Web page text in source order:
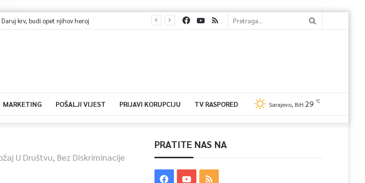
krv, budi opet njihov heroj
MARKETING POŠALJI VIJEST PRIJAVI KORUPCIJU TV RASPORED Sarajevo, BiH 29 ℃
U Društvu, Bez Diskriminacije
PRATITE NAS NA